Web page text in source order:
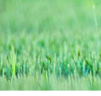
Untermenü
Untermenü
Untermenü